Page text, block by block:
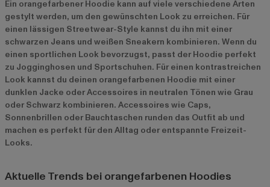
Ein orangefarbener Hoodie kann auf viele verschiedene Arten
gestylt werden, um den gewünschten Look zu erreichen. Für
einen lässigen Streetwear-Style kannst du ihn mit einer
schwarzen Jeans und weißen Sneakern kombinieren. Wenn du
einen sportlichen Look bevorzugst, passt der Hoodie perfekt
zu Jogginghosen und Sportschuhen. Für einen kontrastreichen
Look kannst du deinen orangefarbenen Hoodie mit einer
dunklen Jacke oder Accessoires in neutralen Tönen wie Grau
oder Schwarz kombinieren. Accessoires wie Caps,
Sonnenbrillen oder Bauchtaschen runden das Outfit ab und
machen es perfekt für den Alltag oder entspannte Freizeit-
Looks.
Aktuelle Trends bei orangefarbenen Hoodies